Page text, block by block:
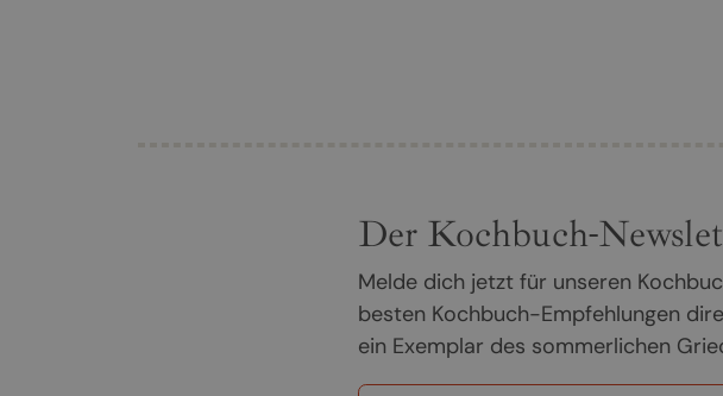
Der Kochbuch-
Melde dich jetzt für unseren
besten Kochbuch-Empfehlungen
ein Exemplar des sommerlichen